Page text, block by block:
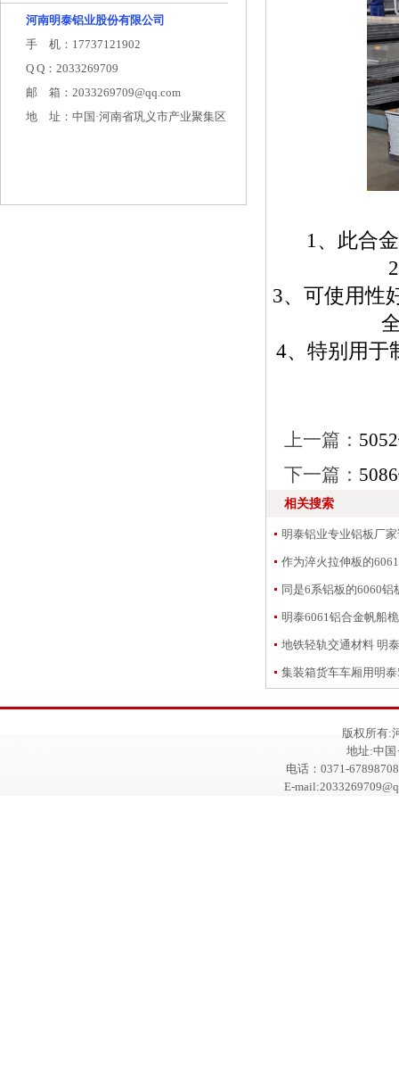
河南明泰铝业股份有限公司
手 机：17737121902
Q Q：2033269709
邮 箱：2033269709@qq.com
地 址：中国·河南省巩义市产业聚集区
1、此合
3、可使用性
4、特别用于
上一篇：
下一篇：
相关搜索
明泰铝业专业铝板厂
作为淬火拉伸板的
同是6系铝板的6060铝
明泰6061铝合金帆船
地铁轻轨交通材料 明
集装箱货车车厢用明
版权所有:
地址:中国
电话：0371-
E-